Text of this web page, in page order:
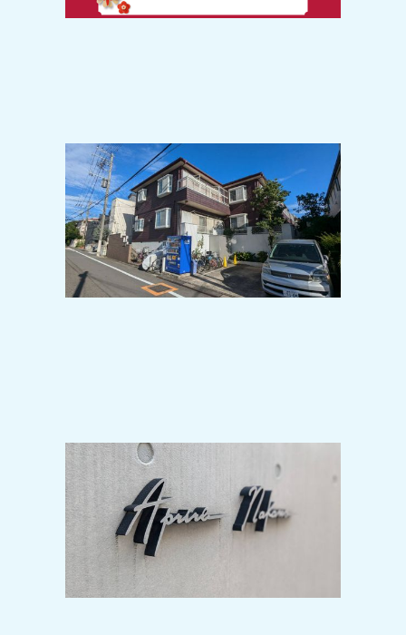
2024-11-08
広大な敷地の善福寺公園徒歩圏内！！
閑静な住宅地で生活環境GOODなお部
屋です＾＾
2024-10-28
駅前再開発で目が離せない人気の中野
駅で人気の1LDKタイプの募集開始！施
工は安心の大成建設♪